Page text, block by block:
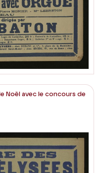
Noël avec le concours de